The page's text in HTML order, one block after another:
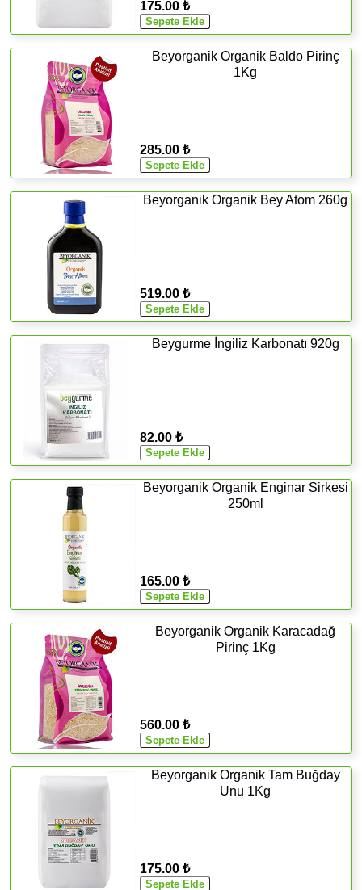
175.00 ₺
Beyorganik Organik Baldo Pirinç
1Kg
285.00 ₺
Beyorganik Organik Bey Atom 260g
519.00 ₺
Beygurme İngiliz Karbonatı 920g
82.00 ₺
Beyorganik Organik Enginar Sirkesi
250ml
165.00 ₺
Beyorganik Organik Karacadağ
Pirinç 1Kg
560.00 ₺
Beyorganik Organik Tam Buğday
Unu 1Kg
175.00 ₺